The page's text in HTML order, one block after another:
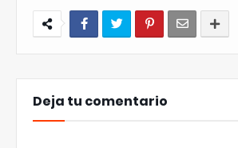
Deja tu comentario